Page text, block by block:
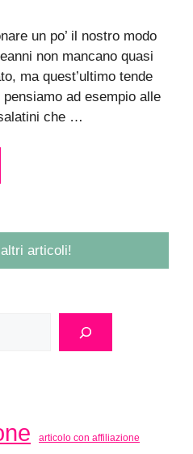
un po’ il nostro modo
non mancano quasi
ma quest’ultimo tende
ad esempio alle
che …
articoli!
articolo con affiliazione